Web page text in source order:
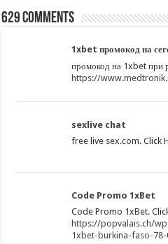
629 comments
1xbet промокод на
промокод на 1xbet при
https://
sexlive chat
free live sex.com. Click
Code Promo 1xBet
Code Promo 1xBet.
https://popvalais.ch/
1xbet-burkina-faso-78-